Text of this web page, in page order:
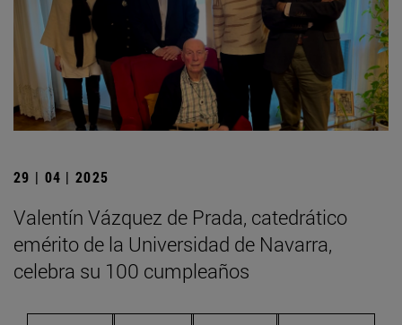
29 | 04 | 2025
Valentín Vázquez de Prada, catedrático
emérito de la Universidad de Navarra,
celebra su 100 cumpleaños